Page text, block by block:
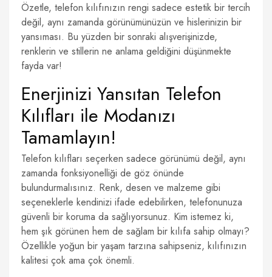
Özetle, telefon kılıfınızın rengi sadece estetik bir tercih
değil, aynı zamanda görünümünüzün ve hislerinizin bir
yansıması. Bu yüzden bir sonraki alışverişinizde,
renklerin ve stillerin ne anlama geldiğini düşünmekte
fayda var!
Enerjinizi Yansıtan Telefon
Kılıfları ile Modanızı
Tamamlayın!
Telefon kılıfları seçerken sadece görünümü değil, aynı
zamanda fonksiyonelliği de göz önünde
bulundurmalısınız. Renk, desen ve malzeme gibi
seçeneklerle kendinizi ifade edebilirken, telefonunuza
güvenli bir koruma da sağlıyorsunuz. Kim istemez ki,
hem şık görünen hem de sağlam bir kılıfa sahip olmayı?
Özellikle yoğun bir yaşam tarzına sahipseniz, kılıfınızın
kalitesi çok ama çok önemli.